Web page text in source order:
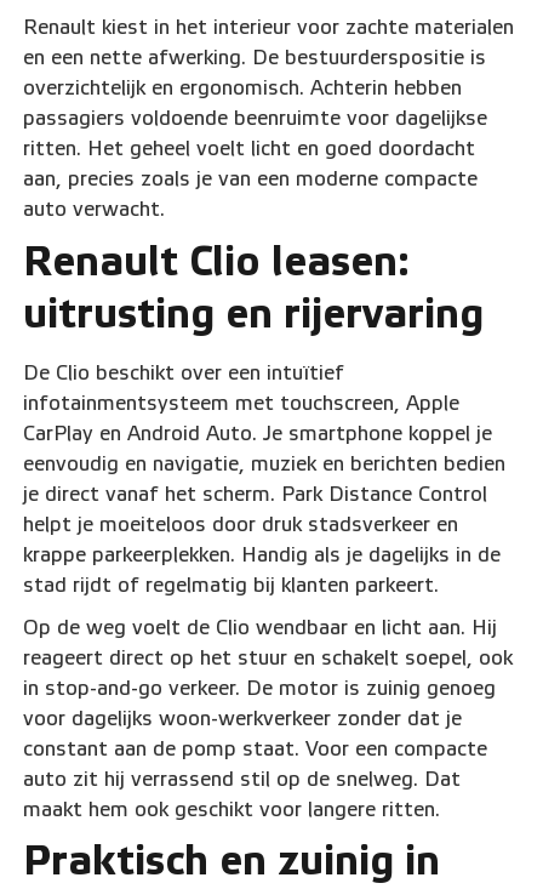
Renault kiest in het interieur voor zachte materialen
en een nette afwerking. De bestuurderspositie is
overzichtelijk en ergonomisch. Achterin hebben
passagiers voldoende beenruimte voor dagelijkse
ritten. Het geheel voelt licht en goed doordacht
aan, precies zoals je van een moderne compacte
auto verwacht.
Renault Clio leasen:
uitrusting en rijervaring
De Clio beschikt over een intuïtief
infotainmentsysteem met touchscreen, Apple
CarPlay en Android Auto. Je smartphone koppel je
eenvoudig en navigatie, muziek en berichten bedien
je direct vanaf het scherm. Park Distance Control
helpt je moeiteloos door druk stadsverkeer en
krappe parkeerplekken. Handig als je dagelijks in de
stad rijdt of regelmatig bij klanten parkeert.
Op de weg voelt de Clio wendbaar en licht aan. Hij
reageert direct op het stuur en schakelt soepel, ook
in stop-and-go verkeer. De motor is zuinig genoeg
voor dagelijks woon-werkverkeer zonder dat je
constant aan de pomp staat. Voor een compacte
auto zit hij verrassend stil op de snelweg. Dat
maakt hem ook geschikt voor langere ritten.
Praktisch en zuinig in